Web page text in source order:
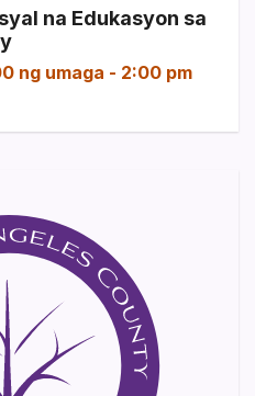
na Edukasyon sa
ng umaga - 2:00 pm